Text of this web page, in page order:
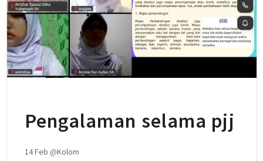
Pengalaman selama pjj
14 Feb @Kolom